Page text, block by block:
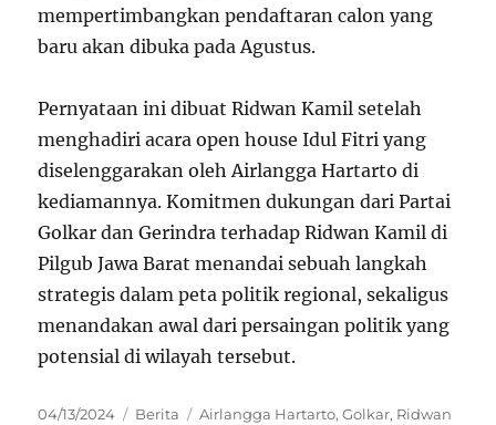
mempertimbangkan pendaftaran calon yang
baru akan dibuka pada Agustus.
Pernyataan ini dibuat Ridwan Kamil setelah
menghadiri acara open house Idul Fitri yang
diselenggarakan oleh Airlangga Hartarto di
kediamannya. Komitmen dukungan dari Partai
Golkar dan Gerindra terhadap Ridwan Kamil di
Pilgub Jawa Barat menandai sebuah langkah
strategis dalam peta politik regional, sekaligus
menandakan awal dari persaingan politik yang
potensial di wilayah tersebut.
Posted
04/13/2024 Categories
Berita Tags
Airlangga Hartarto,Golkar, Ridwan